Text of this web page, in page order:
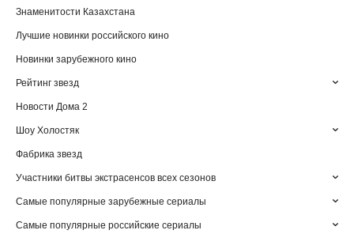
Знаменитости Казахстана
Лучшие новинки российского кино
Новинки зарубежного кино
Рейтинг звезд
Новости Дома 2
Шоу Холостяк
Фабрика звезд
Участники битвы экстрасенсов всех сезонов
Самые популярные зарубежные сериалы
Самые популярные российские сериалы